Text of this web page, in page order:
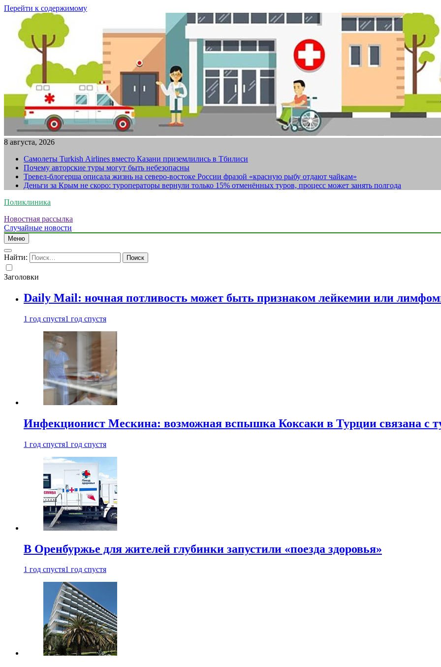
Перейти к содержимому
8 августа, 2026
Самолеты Turkish Airlines вместо Казани приземлились в Тбилиси
Почему авторские туры могут быть небезопасны
Тревел-блогерша описала жизнь на северо-востоке России фразой «красную рыбу отдают чайкам»
Деньги за Крым не скоро: туроператоры вернули только 15% отменённых туров, процесс может занять полгода
Поликлиника
Новостная рассылка
Случайные новости
Меню
Найти:
Заголовки
Daily Mail: ночная потливость может быть признаком лейкемии или
1 год спустя1 год спустя
Инфекционист Мескина: возможная вспышка Коксаки в Турции связана с
1 год спустя1 год спустя
В Оренбуржье для жителей глубинки запустили «поезда здоровья»
1 год спустя1 год спустя